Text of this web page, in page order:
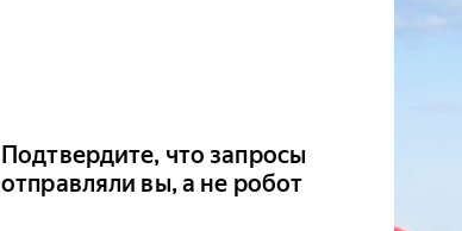
Подтвердите, что запросы
отправляли вы, а не робот